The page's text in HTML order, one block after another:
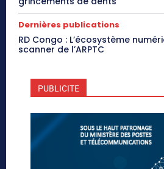
Dernières publications
RD Congo : L’écosystème
scanner de l’ARPTC
PUBLICITE